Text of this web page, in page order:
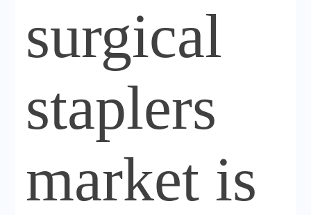
surgical
staplers
market is